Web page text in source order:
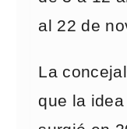
al 22 de
La
que la